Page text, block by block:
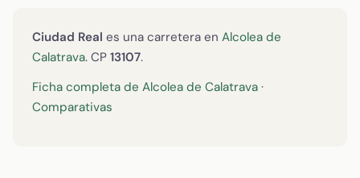
Ciudad Real es una carretera en Alcolea de
Calatrava. CP 13107.
Ficha completa de Alcolea de Calatrava ·
Comparativas